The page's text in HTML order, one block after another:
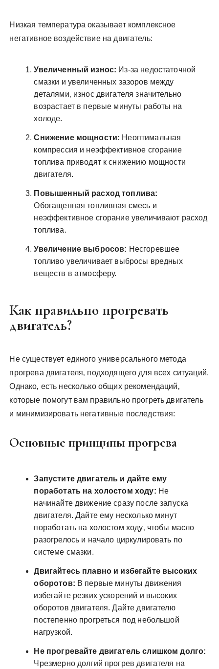
Низкая температура оказывает комплексное
негативное воздействие на двигатель:
Увеличенный износ: Из-за недостаточной
смазки и увеличенных зазоров между
деталями‚ износ двигателя значительно
возрастает в первые минуты работы на
холоде.
Снижение мощности: Неоптимальная
компрессия и неэффективное сгорание
топлива приводят к снижению мощности
двигателя.
Повышенный расход топлива:
Обогащенная топливная смесь и
неэффективное сгорание увеличивают расход
топлива.
Увеличение выбросов: Несгоревшее
топливо увеличивает выбросы вредных
веществ в атмосферу.
Как правильно прогревать
двигатель?
Не существует единого универсального метода
прогрева двигателя‚ подходящего для всех ситуаций.
Однако‚ есть несколько общих рекомендаций‚
которые помогут вам правильно прогреть двигатель
и минимизировать негативные последствия:
Основные принципы прогрева
Запустите двигатель и дайте ему
поработать на холостом ходу: Не
начинайте движение сразу после запуска
двигателя. Дайте ему несколько минут
поработать на холостом ходу‚ чтобы масло
разогрелось и начало циркулировать по
системе смазки.
Двигайтесь плавно и избегайте высоких
оборотов: В первые минуты движения
избегайте резких ускорений и высоких
оборотов двигателя. Дайте двигателю
постепенно прогреться под небольшой
нагрузкой.
Не прогревайте двигатель слишком долго:
Чрезмерно долгий прогрев двигателя на